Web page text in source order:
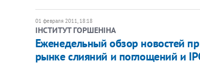
01 февраля 2011, 18:18
ІНСТИТУТ ГОРШЕНІНА
Еженедельный обзор новостей
рынке слияний и поглощений и